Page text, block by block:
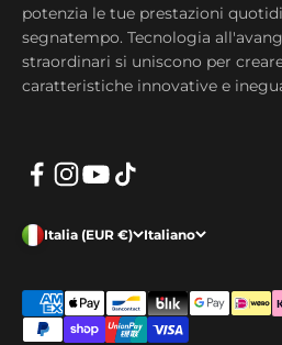
potenzia le tue prestazioni
segnatempo. Tecnologia
straordinari si uniscono per
caratteristiche innovative e
Italia (EUR €) Italiano